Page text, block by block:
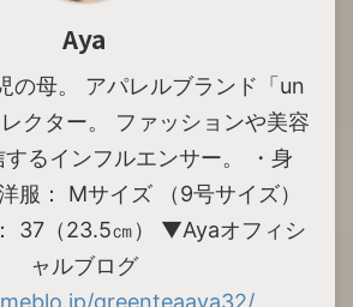
Aya
の母。 アパレルブランド「un
クター。 ファッションや美容
するインフルエンサー。 ・身
服： Mサイズ （9号サイズ）
37（23.5㎝） ▼Ayaオフィシ
ャルブログ
greenteaaya32/